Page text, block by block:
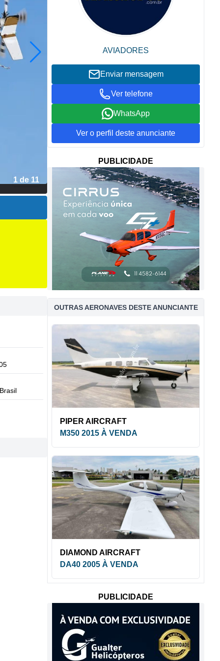
1 de 11
Brasil
AVIADORES
Enviar mensagem
Ver telefone
WhatsApp
Ver o perfil deste anunciante
PUBLICIDADE
OUTRAS AERONAVES DESTE ANUNCIANTE
PIPER AIRCRAFT
M350 2015 À VENDA
DIAMOND AIRCRAFT
DA40 2005 À VENDA
PUBLICIDADE